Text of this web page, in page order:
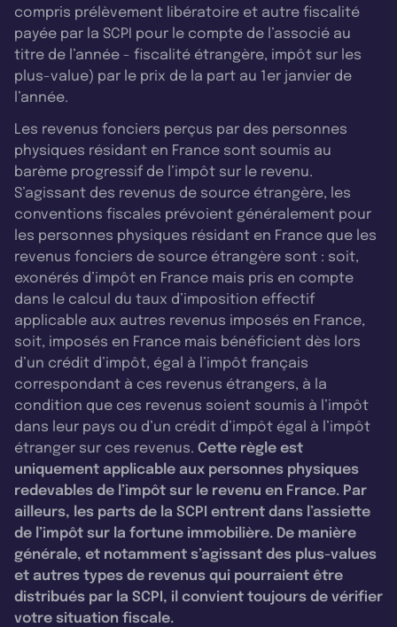
compris prélèvement libératoire et autre fiscalité
payée par la SCPI pour le compte de l’associé au
titre de l’année - fiscalité étrangère, impôt sur les
plus-value) par le prix de la part au 1er janvier de
l’année.
Les revenus fonciers perçus par des personnes
physiques résidant en France sont soumis au
barème progressif de l’impôt sur le revenu.
S’agissant des revenus de source étrangère, les
conventions fiscales prévoient généralement pour
les personnes physiques résidant en France que les
revenus fonciers de source étrangère sont : soit,
exonérés d’impôt en France mais pris en compte
dans le calcul du taux d’imposition effectif
applicable aux autres revenus imposés en France,
soit, imposés en France mais bénéficient dès lors
d’un crédit d’impôt, égal à l’impôt français
correspondant à ces revenus étrangers, à la
condition que ces revenus soient soumis à l’impôt
dans leur pays ou d’un crédit d’impôt égal à l’impôt
étranger sur ces revenus. Cette règle est
uniquement applicable aux personnes physiques
redevables de l’impôt sur le revenu en France. Par
ailleurs, les parts de la SCPI entrent dans l’assiette
de l’impôt sur la fortune immobilière. De manière
générale, et notamment s’agissant des plus-values
et autres types de revenus qui pourraient être
distribués par la SCPI, il convient toujours de vérifier
votre situation fiscale.